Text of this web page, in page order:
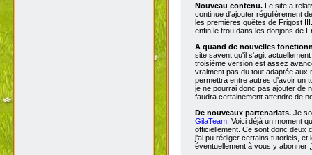
Nouveau contenu. Le site a
continue d'ajouter régulièrement
les premières quêtes de Frigost
enfin le trou dans les donjons de
A quand de nouvelles
site savent qu'il s'agit
troisième version est assez
vraiment pas du tout adaptée aux
permettra entre autres d'avoir un
je ne pourrai donc pas ajouter de
faudra certainement attendre de
De nouveaux partenariats. Je
GilaTeam . Voici déjà un moment
officiellement. Ce sont donc deux
j'ai pu rédiger certains tutoriels,
éventuellement à vous y abonner